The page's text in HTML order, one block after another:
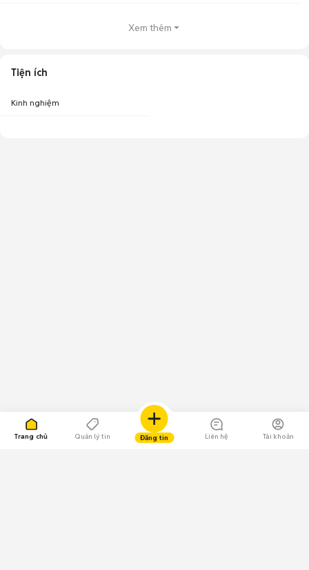
Trang chủ Quản lý tin Đăng tin Liên hệ Tài khoản
Xem thêm
Tiện ích
Kinh nghiệm